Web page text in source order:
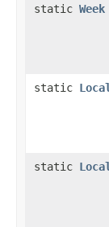
static Week
static
static